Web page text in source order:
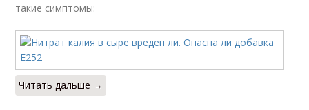
такие симптомы:
Читать дальше →